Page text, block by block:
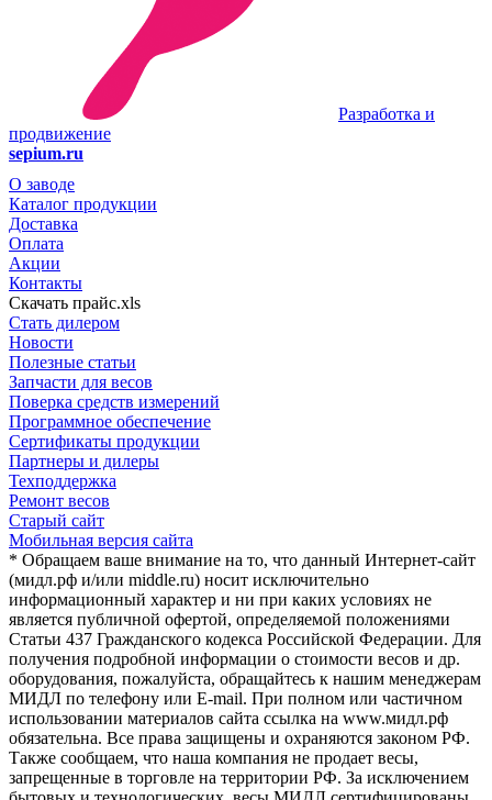
Разработка и
продвижение
sepium.ru
О заводе
Каталог продукции
Доставка
Оплата
Акции
Контакты
Скачать прайс.xls
Стать дилером
Новости
Полезные статьи
Запчасти для весов
Поверка средств измерений
Программное обеспечение
Сертификаты продукции
Партнеры и дилеры
Техподдержка
Ремонт весов
Старый сайт
Мобильная версия сайта
* Обращаем ваше внимание на то, что данный Интернет-сайт
(мидл.рф и/или middle.ru) носит исключительно
информационный характер и ни при каких условиях не
является публичной офертой, определяемой положениями
Статьи 437 Гражданского кодекса Российской Федерации. Для
получения подробной информации о стоимости весов и др.
оборудования, пожалуйста, обращайтесь к нашим менеджерам
МИДЛ по телефону или E-mail. При полном или частичном
использовании материалов сайта ссылка на www.мидл.рф
обязательна. Все права защищены и охраняются законом РФ.
Также сообщаем, что наша компания не продает весы,
запрещенные в торговле на территории РФ. За исключением